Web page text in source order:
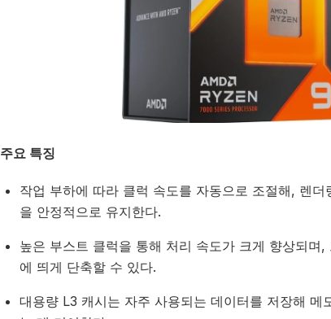
주요 특징
작업 부하에 따라 클럭 속도를 자동으로 조절해, 렌
을 안정적으로 유지한다.
높은 부스트 클럭을 통해 처리 속도가 크게 향상되며
에 띄게 단축할 수 있다.
대용량 L3 캐시는 자주 사용되는 데이터를 저장해 메